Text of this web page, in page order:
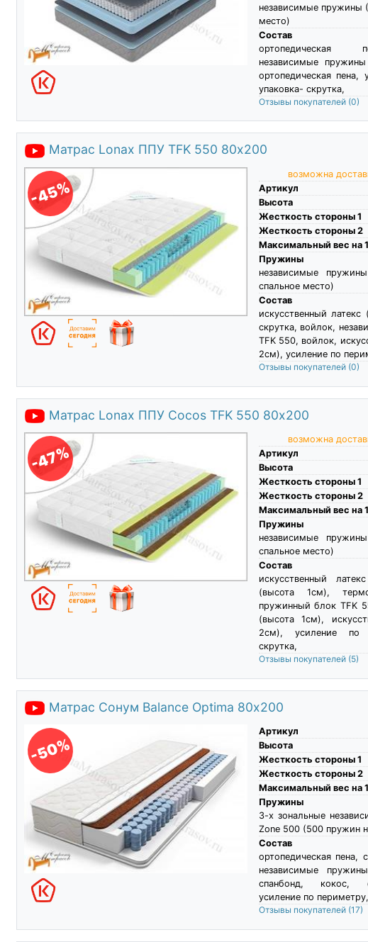
независимые пружины
место)
Состав
ортопедическая
независимые
ортопедическая пена,
упаковка- скрутка,
Отзывы покупателей (0)
Матрас Lonax ППУ TFK 550 80х200
-45%
возможна
Артикул
Высота
Жесткость стороны 1
Жесткость стороны 2
Максимальный вес на
Пружины
независимые
спальное место)
Состав
искусственный
скрутка, войлок,
TFK 550, войлок,
2см), усиление по
Отзывы покупателей (0)
Матрас Lonax ППУ Cocos TFK 550 80х200
-47%
возможна
Артикул
Высота
Жесткость стороны 1
Жесткость стороны 2
Максимальный вес на
Пружины
независимые
спальное место)
Состав
искусственный
(высота 1см),
пружинный блок TFK
(высота 1см),
2см), усиление по
скрутка,
Отзывы покупателей (5)
Матрас Сонум Balance Optima 80х200
-50%
Артикул
Высота
Жесткость стороны 1
Жесткость стороны 2
Максимальный вес на
Пружины
3-х зональные
Zone 500 (500 пружин
Состав
ортопедическая пена,
независимые
спанбонд, кокос,
усиление по периметру,
Отзывы покупателей (17)